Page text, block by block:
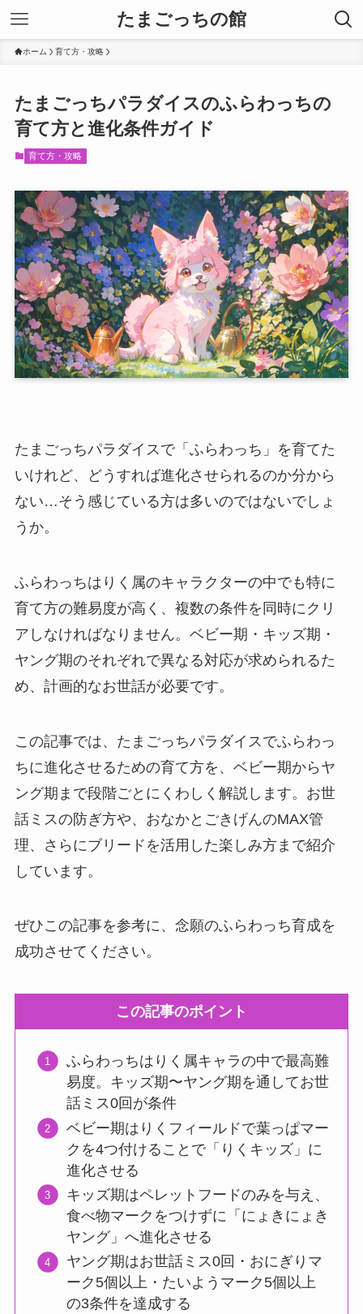
たまごっちの館
ホーム 育て方・攻略
たまごっちパラダイスのふらわっちの
育て方と進化条件ガイド
育て方・攻略
たまごっちパラダイスで「ふらわっち」を育てた
いけれど、どうすれば進化させられるのか分から
ない…そう感じている方は多いのではないでしょ
うか。
ふらわっちはりく属のキャラクターの中でも特に
育て方の難易度が高く、複数の条件を同時にクリ
アしなければなりません。ベビー期・キッズ期・
ヤング期のそれぞれで異なる対応が求められるた
め、計画的なお世話が必要です。
この記事では、たまごっちパラダイスでふらわっ
ちに進化させるための育て方を、ベビー期からヤ
ング期まで段階ごとにくわしく解説します。お世
話ミスの防ぎ方や、おなかとごきげんのMAX管
理、さらにブリードを活用した楽しみ方まで紹介
しています。
ぜひこの記事を参考に、念願のふらわっち育成を
成功させてください。
この記事のポイント
ふらわっちはりく属キャラの中で最高難
易度。キッズ期〜ヤング期を通してお世
話ミス0回が条件
ベビー期はりくフィールドで葉っぱマー
クを4つ付けることで「りくキッズ」に
進化させる
キッズ期はペレットフードのみを与え、
食べ物マークをつけずに「にょきにょき
ヤング」へ進化させる
ヤング期はお世話ミス0回・おにぎりマ
ーク5個以上・たいようマーク5個以上
の3条件を達成する